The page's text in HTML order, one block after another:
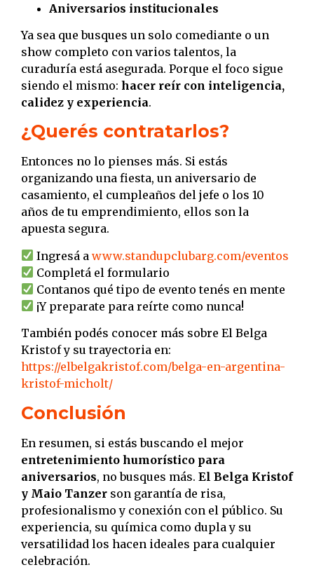
Aniversarios institucionales
Ya sea que busques un solo comediante o un
show completo con varios talentos, la
curaduría está asegurada. Porque el foco sigue
siendo el mismo: hacer reír con inteligencia,
calidez y experiencia.
¿Querés contratarlos?
Entonces no lo pienses más. Si estás
organizando una fiesta, un aniversario de
casamiento, el cumpleaños del jefe o los 10
años de tu emprendimiento, ellos son la
apuesta segura.
Ingresá awww.standupclubarg.com/eventos
Completá el formulario
Contanos qué tipo de evento tenés en mente
¡Y preparate para reírte como nunca!
También podés conocer más sobre El Belga
Kristof y su trayectoria en:
https://elbelgakristof.com/belga-en-argentina-
kristof-micholt/
Conclusión
En resumen, si estás buscando el mejor
entretenimiento humorístico para
aniversarios, no busques más. El Belga Kristof
y Maio Tanzer son garantía de risa,
profesionalismo y conexión con el público. Su
experiencia, su química como dupla y su
versatilidad los hacen ideales para cualquier
celebración.